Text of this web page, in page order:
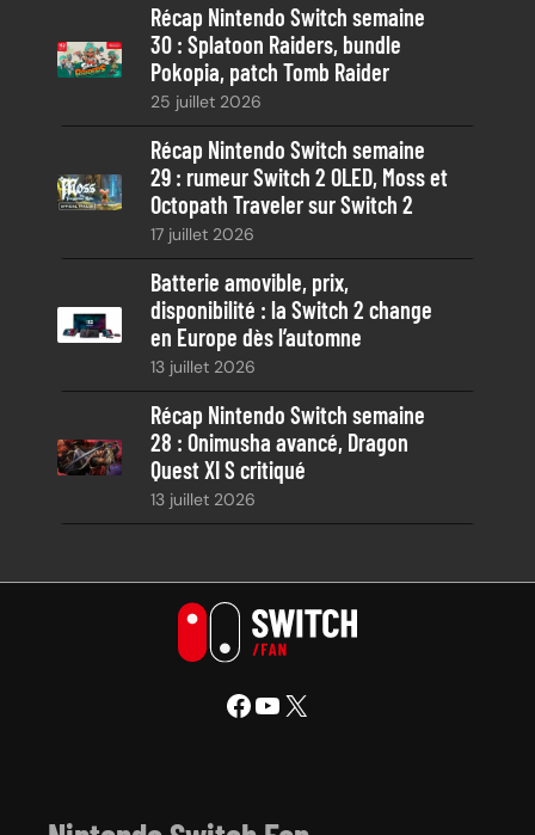
Récap Nintendo Switch semaine
30 : Splatoon Raiders, bundle
Pokopia, patch Tomb Raider
25 juillet 2026
Récap Nintendo Switch semaine
29 : rumeur Switch 2 OLED, Moss et
Octopath Traveler sur Switch 2
17 juillet 2026
Batterie amovible, prix,
disponibilité : la Switch 2 change
en Europe dès l’automne
13 juillet 2026
Récap Nintendo Switch semaine
28 : Onimusha avancé, Dragon
Quest XI S critiqué
13 juillet 2026
Facebook YouTube X